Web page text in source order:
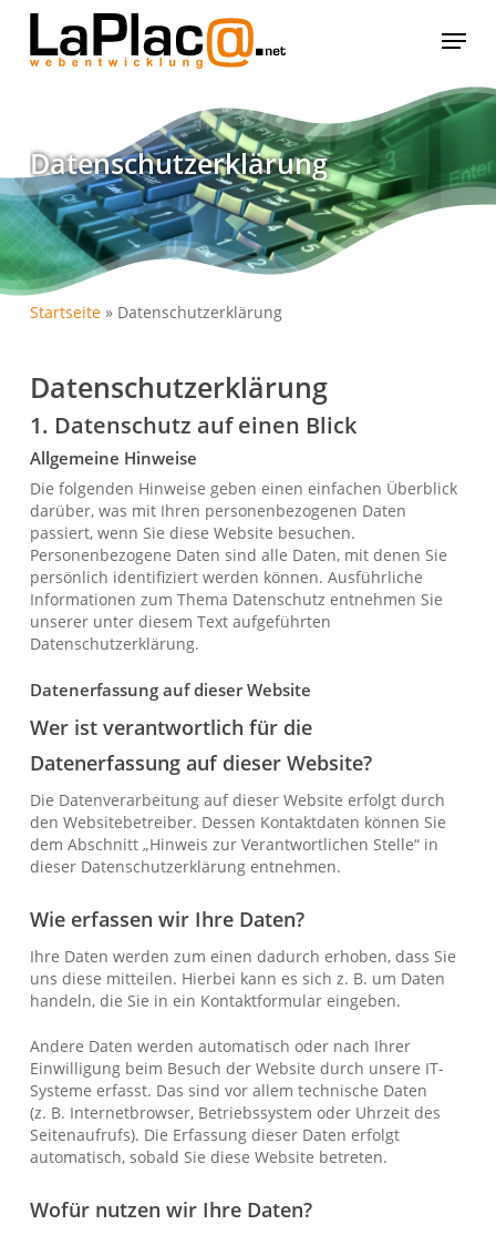
main
Menu
Datenschutz­erklärung
Startseite» Datenschutzerklärung
Datenschutz­erklärung
1. Datenschutz auf einen Blick
Allgemeine Hinweise
Die folgenden Hinweise geben einen einfachen Überblick
darüber, was mit Ihren personenbezogenen Daten
passiert, wenn Sie diese Website besuchen.
Personenbezogene Daten sind alle Daten, mit denen Sie
persönlich identifiziert werden können. Ausführliche
Informationen zum Thema Datenschutz entnehmen Sie
unserer unter diesem Text aufgeführten
Datenschutzerklärung.
Datenerfassung auf dieser Website
Wer ist verantwortlich für die
Datenerfassung auf dieser Website?
Die Datenverarbeitung auf dieser Website erfolgt durch
den Websitebetreiber. Dessen Kontaktdaten können Sie
dem Abschnitt „Hinweis zur Verantwortlichen Stelle“ in
dieser Datenschutzerklärung entnehmen.
Wie erfassen wir Ihre Daten?
Ihre Daten werden zum einen dadurch erhoben, dass Sie
uns diese mitteilen. Hierbei kann es sich z. B. um Daten
handeln, die Sie in ein Kontaktformular eingeben.
Andere Daten werden automatisch oder nach Ihrer
Einwilligung beim Besuch der Website durch unsere IT-
Systeme erfasst. Das sind vor allem technische Daten
(z. B. Internetbrowser, Betriebssystem oder Uhrzeit des
Seitenaufrufs). Die Erfassung dieser Daten erfolgt
automatisch, sobald Sie diese Website betreten.
Wofür nutzen wir Ihre Daten?